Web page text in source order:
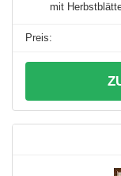
mit